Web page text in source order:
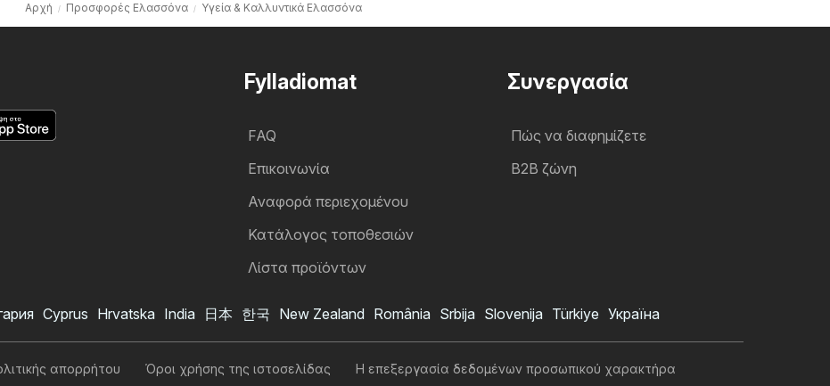
Αρχή Προσφορές Ελασσόνα Υγεία & Καλλυντικά Ελασσόνα
Fylladiomat
FAQ
Επικοινωνία
Αναφορά περιεχομένου
Κατάλογος τοποθεσιών
Λίστα προϊόντων
Συνεργασία
Πώς να διαφημίζετε
B2B ζώνη
Cyprus Hrvatska India 日本 한국 New Zealand România Srbija Slovenija Türkiye Україна
απορρήτου Όροι χρήσης της ιστοσελίδας Η επεξεργασία δεδομένων προσωπικού χαρακτήρα